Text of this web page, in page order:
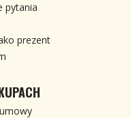
pytania
prezent